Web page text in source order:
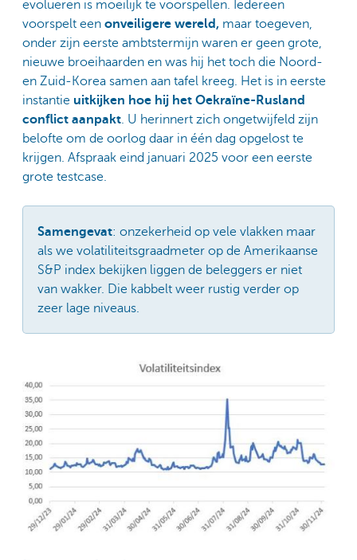
evolueren is moeilijk te voorspellen. Iedereen
voorspelt een onveiligere wereld, maar toegeven,
onder zijn eerste ambtstermijn waren er geen grote,
nieuwe broeihaarden en was hij het toch die Noord-
en Zuid-Korea samen aan tafel kreeg. Het is in eerste
instantie uitkijken hoe hij het Oekraïne-Rusland
conflict aanpakt. U herinnert zich ongetwijfeld zijn
belofte om de oorlog daar in één dag opgelost te
krijgen. Afspraak eind januari 2025 voor een eerste
grote testcase.
Samengevat: onzekerheid op vele vlakken maar
als we volatiliteitsgraadmeter op de Amerikaanse
S&P index bekijken liggen de beleggers er niet
van wakker. Die kabbelt weer rustig verder op
zeer lage niveaus.